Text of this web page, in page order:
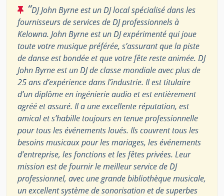
“DJ John Byrne est un DJ local spécialisé dans les
fournisseurs de services de DJ professionnels à
Kelowna. John Byrne est un DJ expérimenté qui joue
toute votre musique préférée, s’assurant que la piste
de danse est bondée et que votre fête reste animée. DJ
John Byrne est un DJ de classe mondiale avec plus de
25 ans d’expérience dans l’industrie. Il est titulaire
d’un diplôme en ingénierie audio et est entièrement
agréé et assuré. Il a une excellente réputation, est
amical et s’habille toujours en tenue professionnelle
pour tous les événements loués. Ils couvrent tous les
besoins musicaux pour les mariages, les événements
d’entreprise, les fonctions et les fêtes privées. Leur
mission est de fournir le meilleur service de DJ
professionnel, avec une grande bibliothèque musicale,
un excellent système de sonorisation et de superbes